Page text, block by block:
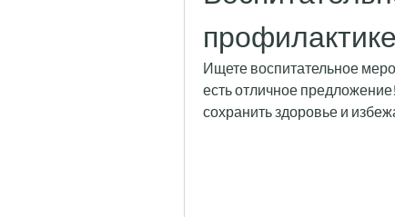
Ищете воспитательное
есть отличное
сохранить здоровье и